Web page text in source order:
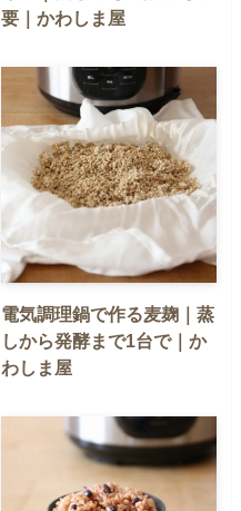
要｜かわしま屋
電気調理鍋で作る麦麹｜蒸
しから発酵まで1台で｜か
わしま屋